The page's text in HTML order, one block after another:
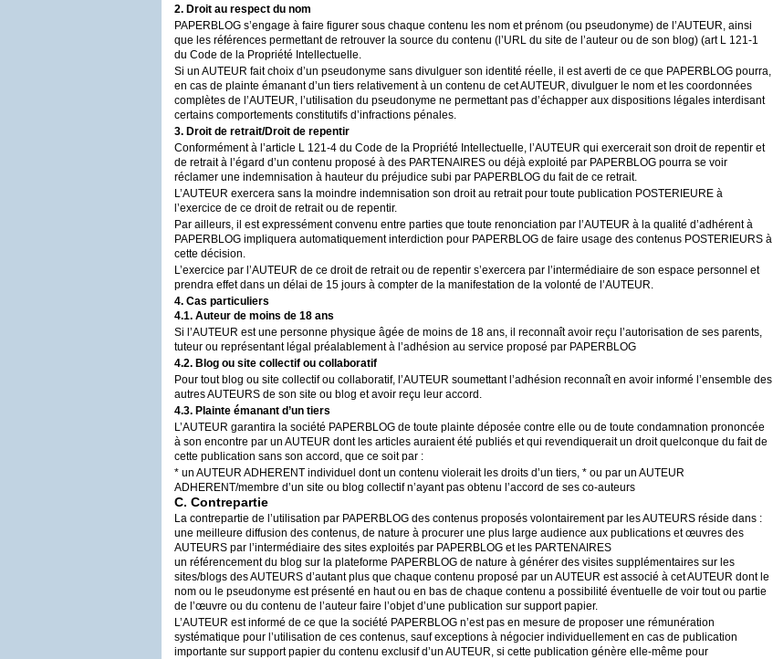
2. Droit au respect du nom
PAPERBLOG s’engage à faire figurer sous chaque contenu les nom et prénom (ou pseudonyme) de l’AUTEUR, ainsi
que les références permettant de retrouver la source du contenu (l’URL du site de l’auteur ou de son blog) (art L 121-1
du Code de la Propriété Intellectuelle.
Si un AUTEUR fait choix d’un pseudonyme sans divulguer son identité réelle, il est averti de ce que PAPERBLOG pourra,
en cas de plainte émanant d’un tiers relativement à un contenu de cetAUTEUR, divulguer le nom et les coordonnées
complètes de l’AUTEUR, l’utilisation du pseudonyme ne permettant pas d’échapper aux dispositions légales interdisant
certains comportements constitutifs d’infractions pénales.
3. Droit de retrait/Droit de repentir
Conformément à l’article L 121-4 du Code de la Propriété Intellectuelle, l’AUTEUR qui exercerait son droit de repentir et
de retrait à l’égard d’un contenu proposé à des PARTENAIRES ou déjà exploité par PAPERBLOG pourra se voir
réclamer une indemnisation à hauteur du préjudice subi par PAPERBLOG du fait de ce retrait.
L’AUTEUR exercera sans la moindre indemnisation son droit au retrait pour toute publication POSTERIEURE à
l’exercice de ce droit de retrait ou de repentir.
Par ailleurs, il est expressément convenu entre parties que toute renonciation par l’AUTEUR à la qualité d’adhérent à
PAPERBLOG impliquera automatiquement interdiction pour PAPERBLOG de faire usage des contenus POSTERIEURS à
cette décision.
L’exercice par l’AUTEUR de ce droit de retrait ou de repentir s’exercera par l’intermédiaire de son espace personnel et
prendra effet dans un délai de 15 jours à compter de la manifestation de la volonté de l’AUTEUR.
4. Cas particuliers
4.1. Auteur de moins de 18 ans
Si l’AUTEUR est une personne physique âgée de moins de 18 ans, il reconnaît avoir reçu l’autorisation de ses parents,
tuteur ou représentant légal préalablement à l’adhésion au service proposé par PAPERBLOG
4.2. Blog ou site collectif ou collaboratif
Pour tout blog ou site collectif ou collaboratif, l’AUTEUR soumettant l’adhésion reconnaît en avoir informé l’ensemble des
autresAUTEURS de son site ou blog et avoir reçu leur accord.
4.3. Plainte émanant d’un tiers
L’AUTEUR garantira la société PAPERBLOG de toute plainte déposée contre elle ou de toute condamnation prononcée
à son encontre par un AUTEUR dont les articles auraient été publiés et qui revendiquerait un droit quelconque du fait de
cette publication sans son accord, que ce soit par :
* un AUTEUR ADHERENT individuel dont un contenu violerait les droits d’un tiers, * ou par un AUTEUR
ADHERENT/membre d’un site ou blog collectif n’ayant pas obtenu l’accord de ses co-auteurs
C. Contrepartie
La contrepartie de l’utilisation par PAPERBLOG des contenus proposés volontairement par lesAUTEURS réside dans :
une meilleure diffusion des contenus, de nature à procurer une plus large audience aux publications et œuvres des
AUTEURS par l’intermédiaire des sites exploités par PAPERBLOG et les PARTENAIRES
un référencement du blog sur la plateforme PAPERBLOG de nature à générer des visites supplémentaires sur les
sites/blogs desAUTEURS d’autant plus que chaque contenu proposé par un AUTEUR est associé à cetAUTEUR dont le
nom ou le pseudonyme est présenté en haut ou en bas de chaque contenu a possibilité éventuelle de voir tout ou partie
de l’œuvre ou du contenu de l’auteur faire l’objet d’une publication sur support papier.
L’AUTEUR est informé de ce que la société PAPERBLOG n’est pas en mesure de proposer une rémunération
systématique pour l’utilisation de ces contenus, sauf exceptions à négocier individuellement en cas de publication
importante sur support papier du contenu exclusif d’un AUTEUR, si cette publication génère elle-même pour